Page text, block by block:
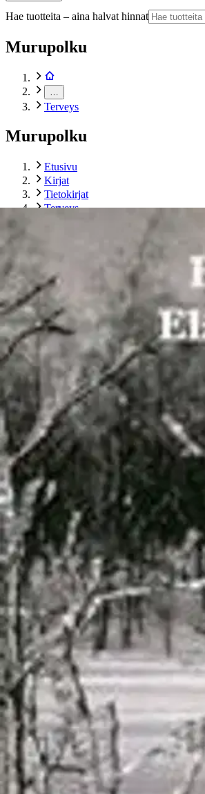
Hae tuotteita – aina halvat hinnat
Murupolku
Terveys
Murupolku
Etusivu
Kirjat
Tietokirjat
Terveys
Laine, Elämän chatti eli 10
Ohita tuotekuva
Asiakasomistaja-alennus
Avaa kuva suurempana
Karusellin nuolipainikkeet
Mediapinta
Laine, Elämän
18,32 €
Asiakasomistajahinta
Hinta ilman S-Etukorttia:
21,55 €
Verkkokaupan hinta
Valitse toimitustapa
Nouto myymälästä
Ei saatavilla
Kotiin tai
Ilmainen toimitus yli 100
Etu ei koske Suuri‑lisäpalvelulla toimitettavia
Tarkista